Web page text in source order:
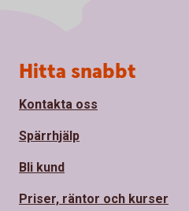
Sidfot
Hitta snabbt
Kontakta oss
Spärrhjälp
Bli kund
Priser, räntor och kurser